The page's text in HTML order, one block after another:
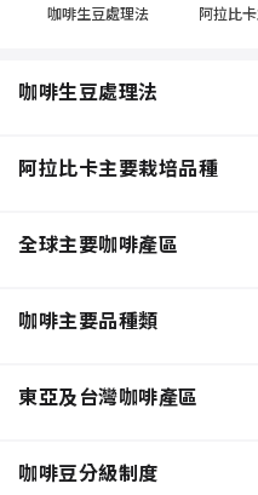
咖啡生豆處理法 阿拉比
咖啡生豆處理法
阿拉比卡主要栽培品種
全球主要咖啡產區
咖啡主要品種類
東亞及台灣咖啡產區
咖啡豆分級制度